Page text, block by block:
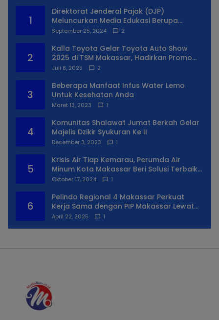
1
Direktorat Jenderal Pajak (DJP)
Meluncurkan Media Edukasi Berupa
Simulator Coretax
September 25, 2024 2
2
Kalla Toyota Gelar Toyota Auto Show
2025 di TSM Makassar, Hadirkan Promo
Spesial
Juli 8, 2025 2
3
Beberapa Manfaat Infus Water Lemo
Untuk Kesehatan Anda
Maret 13, 2023 1
4
Komunitas Shalawat Jumat Berkah Gelar
Majelis Dzikir Syukuran Ke II
Desember 3, 2023 1
5
Krisis Air Tiap Kemarau, Perumda Air
Minum Kota Makassar Beri Solusi Terbaik
Untuk Daerah Utara Kota
Oktober 17, 2024 1
6
Pelindo Regional 4 Makassar Perkuat
Kerja Sama dengan PIP Makassar Lewat
Praktek Lapangan
April 22, 2025 1